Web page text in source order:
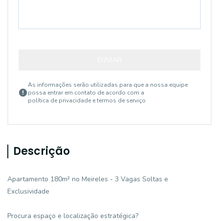
As informações serão utilizadas para que a nossa equipe
possa entrar em contato de acordo com a
política de privacidade e termos de serviço
Descrição
Apartamento 180m² no Meireles - 3 Vagas Soltas e
Exclusividade
Procura espaço e localização estratégica?